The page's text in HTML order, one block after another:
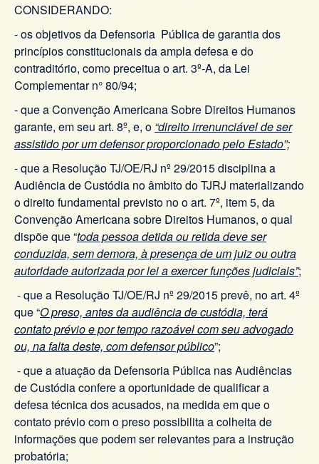
CONSIDERANDO:
- os objetivos da Defensoria Pública de garantia dos
princípios constitucionais da ampla defesa e do
contraditório, como preceitua o art. 3º-A, da Lei
Complementar n° 80/94;
- que a Convenção Americana Sobre Direitos Humanos
garante, em seu art. 8º, e, o “direito irrenunciável de ser
assistido por um defensor proporcionado pelo Estado”;
- que a Resolução TJ/OE/RJ nº 29/2015 disciplina a
Audiência de Custódia no âmbito do TJRJ materializando
o direito fundamental previsto no o art. 7º, item 5, da
Convenção Americana sobre Direitos Humanos, o qual
dispõe que “toda pessoa detida ou retida deve ser
conduzida, sem demora, à presença de um juiz ou outra
autoridade autorizada por lei a exercer funções judiciais”;
- que a Resolução TJ/OE/RJ nº 29/2015 prevê, no art. 4º
que “O preso, antes da audiência de custódia, terá
contato prévio e por tempo razoável com seu advogado
ou, na falta deste, com defensor público”;
- que a atuação da Defensoria Pública nas Audiências
de Custódia confere a oportunidade de qualificar a
defesa técnica dos acusados, na medida em que o
contato prévio com o preso possibilita a colheita de
informações que podem ser relevantes para a instrução
probatória;